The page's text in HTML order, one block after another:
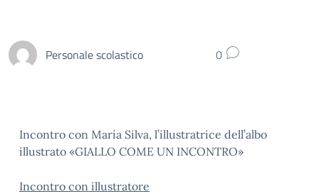
Personale scolastico 0
Incontro con Maria Silva, l’illustratrice dell’albo
illustrato «GIALLO COME UN INCONTRO»
Incontro con illustratore